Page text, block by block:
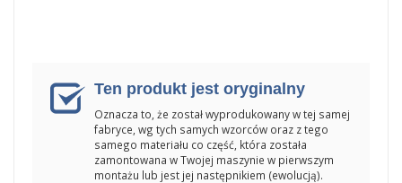
Ten produkt jest oryginalny
Oznacza to, że został wyprodukowany w tej samej
fabryce, wg tych samych wzorców oraz z tego
samego materiału co część, która została
zamontowana w Twojej maszynie w pierwszym
montażu lub jest jej następnikiem (ewolucją).